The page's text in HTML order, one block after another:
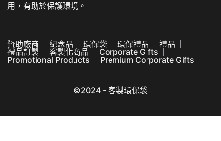
用，有助於保護環境。
贊助廠商 紀念品 環保袋 環保禮品
禮品
禮品訂製
客製化商品
Corporate Gifts
Promotional Products
Premium Corporate Gifts
©2024 - 客製環保袋